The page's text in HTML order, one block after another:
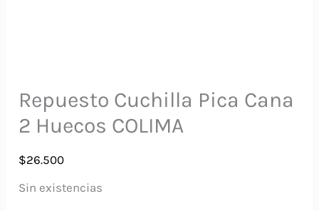
Repuesto Cuchilla Pica Cana
2 Huecos COLIMA
$26.500
Sin existencias